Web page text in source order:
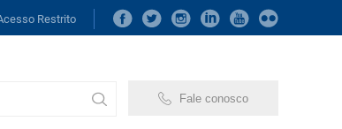
Restrito
Fale conosco